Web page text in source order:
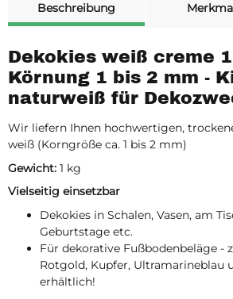
Beschreibung
Dekokies weiß creme
Körnung 1 bis 2 mm -
naturweiß für
Wir liefern Ihnen hochwertigen,
weiß (Korngröße ca. 1 bis 2 mm)
Gewicht: 1 kg
Vielseitig einsetzbar
Dekokies in Schalen, Vasen, am
Geburtstage etc.
Für dekorative Fußbodenbeläge -
Rotgold, Kupfer, Ultramarineblau
erhältlich!